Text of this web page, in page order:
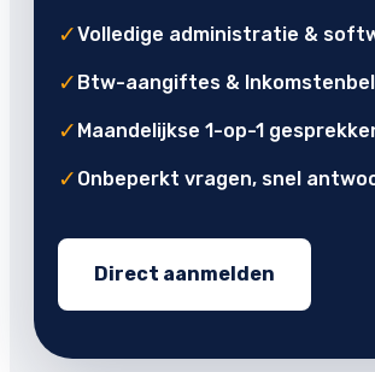
✓Volledige administratie &
✓ Btw-aangiftes &
✓ Maandelijkse 1-op-1
✓ Onbeperkt vragen, snel
Direct aanmelden